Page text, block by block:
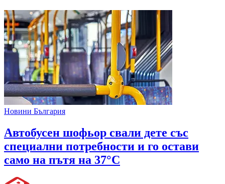
Новини България
Автобусен шофьор свали дете със
специални потребности и го остави
само на пътя на 37°C